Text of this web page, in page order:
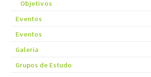
Objetivos
Eventos
Eventos
Galeria
Grupos de Estudo